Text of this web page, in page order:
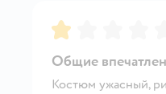
Рейтинг:
Общие
Костюм ужасный,